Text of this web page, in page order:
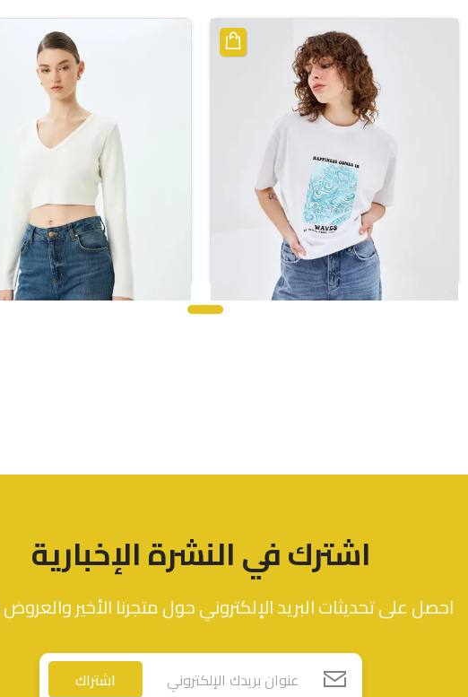
اشترك في النشرة الإخبارية
احصل على تحديثات البريد الإلكتروني حول متجرنا الأخير
اشتراك